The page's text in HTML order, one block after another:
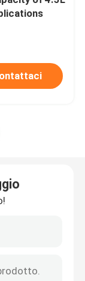
combustibile